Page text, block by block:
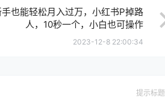
也能轻松月入过万，小红书P掉路
人，10秒一个，小白也可操作
2023-12-8 22:00:34
提示标题